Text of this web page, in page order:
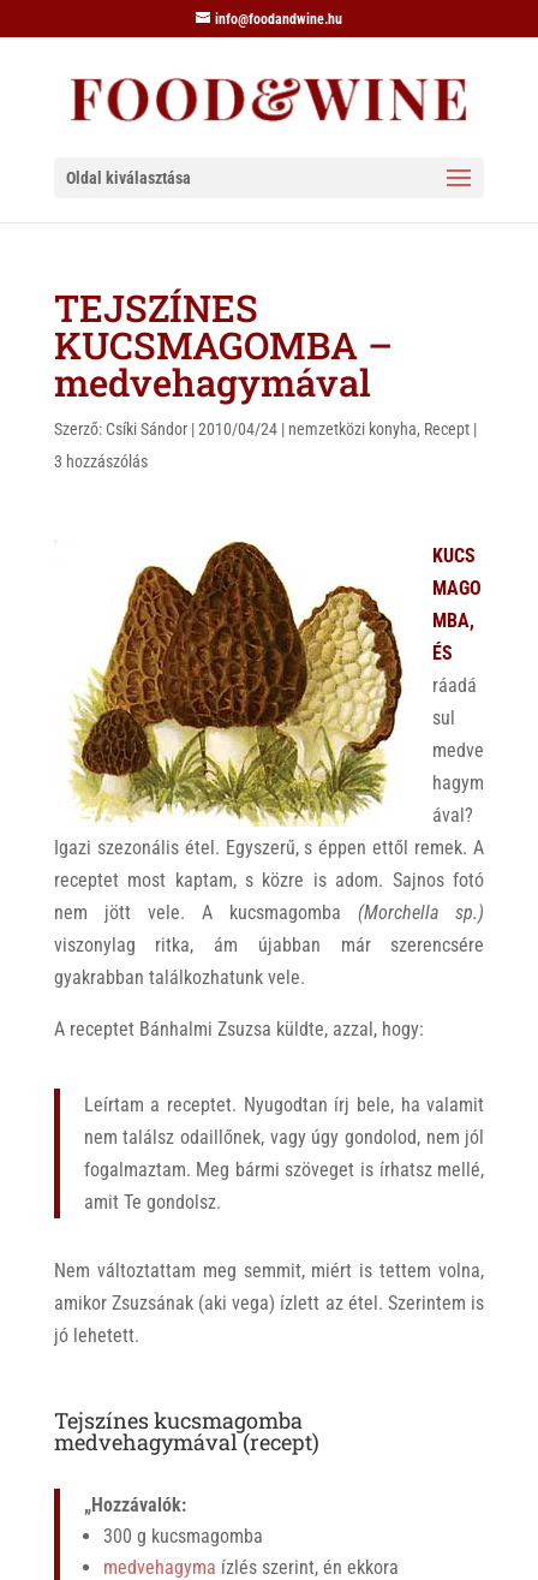
info@foodandwine.hu
Oldal kiválasztása
TEJSZÍNES
KUCSMAGOMBA –
medvehagymával
Szerző: Csíki Sándor|2010/04/24| nemzetközi konyha, Recept|
3 hozzászólás
KUCS
MAGO
MBA,
ÉS
ráadá
sul
medve
hagym
ával?
Igazi szezonális étel. Egyszerű, s éppen ettől remek. A
receptet most kaptam, s közre is adom. Sajnos fotó
nem jött vele. A kucsmagomba (Morchella sp.)
viszonylag ritka, ám újabban már szerencsére
gyakrabban találkozhatunk vele.
A receptet Bánhalmi Zsuzsa küldte, azzal, hogy:
Leírtam a receptet. Nyugodtan írj bele, ha valamit
nem találsz odaillőnek, vagy úgy gondolod, nem jól
fogalmaztam. Meg bármi szöveget is írhatsz mellé,
amit Te gondolsz.
Nem változtattam meg semmit, miért is tettem volna,
amikor Zsuzsának (aki vega) ízlett az étel. Szerintem is
jó lehetett.
Tejszínes kucsmagomba
medvehagymával (recept)
„Hozzávalók:
300 g kucsmagomba
medvehagyma ízlés szerint, én ekkora